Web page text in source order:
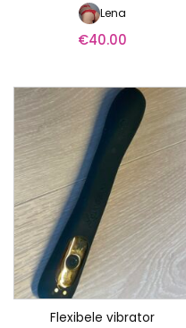
Lena
€40.00
Flexibele vibrator